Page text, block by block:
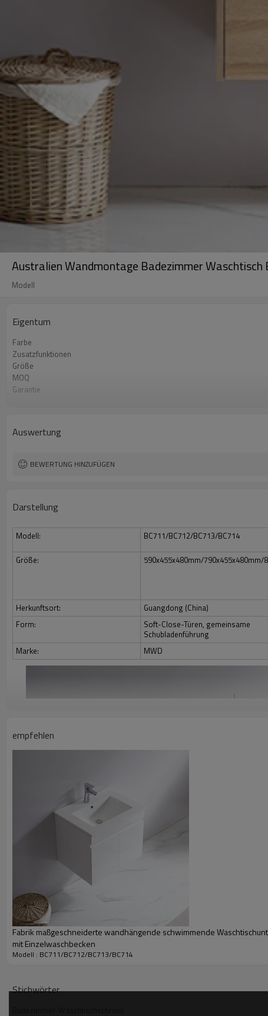
Australien Wandmontage Badezimmer
Modell
Eigentum
Farbe
Zusatzfunktionen
Größe
MOQ
Garantie
Auswertung
BEWERTUNG HINZUFÜGEN
Darstellung
Modell: BC711/BC712/BC713/BC714
Größe: 590x455x480mm/
Herkunftsort: Guangdong (China)
Form:
Soft-Close-Türen, gemeinsame
Schubladenführung
Marke: MWD
empfehlen
Fabrik maßgeschneiderte wandhängende schwimmende
mit Einzelwaschbecken
Modell : BC711/BC712/BC713/BC714
Stichwörter